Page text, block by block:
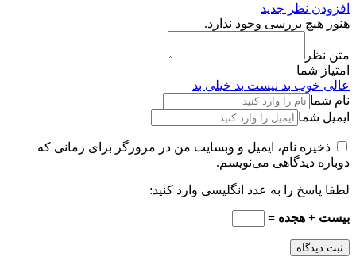
افزودن نظر جدید
هنوز هیچ بررسی وجود ندارد.
متن نظر
امتیاز شما
عالی خوب بد نیست بد خیلی بد
نام شما
ایمیل شما
ذخیره نام، ایمیل و وبسایت من در مرورگر برای زمانی که
دوباره دیدگاهی می‌نویسم.
لطفا پاسخ را به عدد انگلیسی وارد کنید:
بیست + هجده =